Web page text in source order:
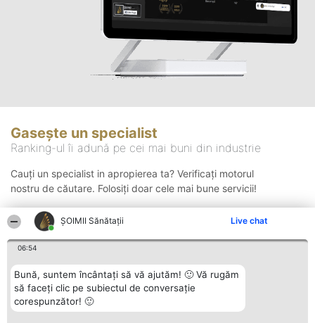
ŞOIMII Sănătații Live chat
06:54
Bună, suntem încântați să vă ajutăm! 🙂 Vă rugăm
să faceți clic pe subiectul de conversație
corespunzător! 🙂
Gasește un specialist
Ranking-ul îi adună pe cei mai buni din industrie
Cauți un specialist in apropierea ta? Verificați motorul
nostru de căutare. Folosiți doar cele mai bune servicii!